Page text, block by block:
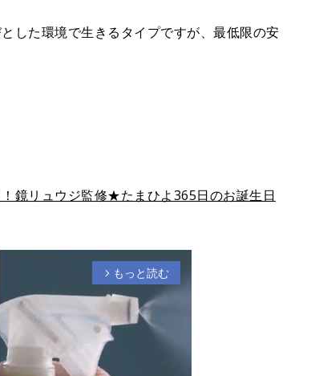
した環境で生きるタイプですが、最低限の安
鏡リュウジ監修★たまひよ365日のお誕生日
arrow_forward_ios もっと読む